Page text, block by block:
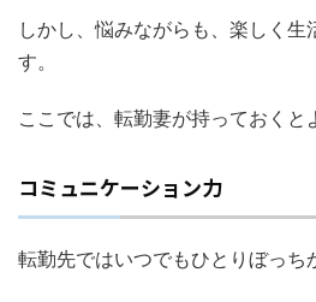
しかし、悩みながらも、楽しく
す。
ここでは、転勤妻が持っておくと
コミュニケーション力
転勤先ではいつでもひとりぼっち